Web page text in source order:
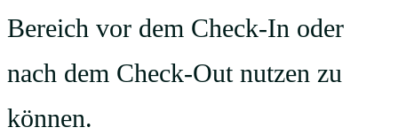
Bereich vor dem Check-In oder
nach dem Check-Out nutzen zu
können.